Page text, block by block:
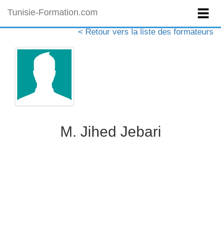
Tunisie-Formation.com
< Retour vers la liste des formateurs
M. Jihed Jebari